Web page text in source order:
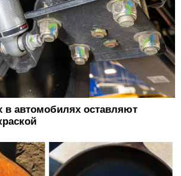
в автомобилях оставляют